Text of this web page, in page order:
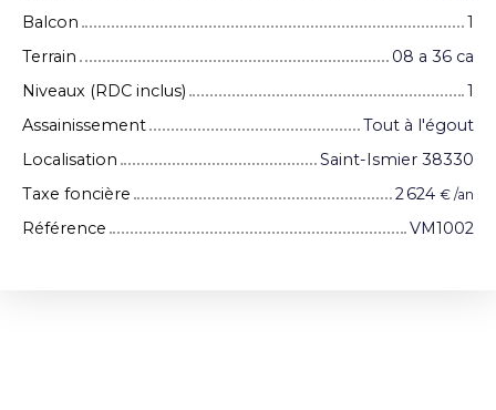
Balcon
1
Terrain
08 a 36 ca
Niveaux (RDC inclus)
1
Assainissement
Tout à l'égout
Localisation
Saint-Ismier 38330
Taxe foncière
2 624 € /an
Référence VM1002